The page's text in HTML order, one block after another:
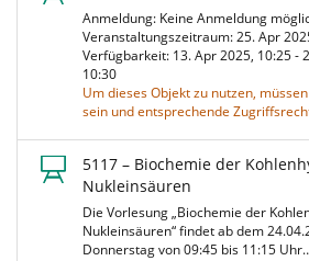
Anmeldung: Keine Anmeldung
Veranstaltungszeitraum: 25. Apr
Verfügbarkeit: 13. Apr 2025, 10:25 -
10:30
Um dieses Objekt zu nutzen,
sein und entsprechende
5117 – Biochemie der
Nukleinsäuren
Die Vorlesung „Biochemie der
Nukleinsäuren“ findet ab dem
Donnerstag von 09:45 bis 11:15